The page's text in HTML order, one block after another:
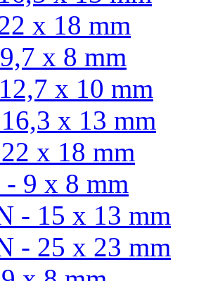
x 18 mm
x 8 mm
x 10 mm
x 13 mm
x 18 mm
9 x 8 mm
- 15 x 13 mm
- 25 x 23 mm